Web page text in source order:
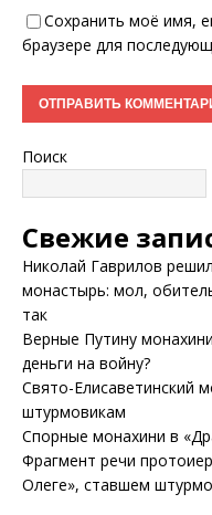
Сохранить моё имя,
браузере для
Поиск
Свежие
Николай Гаврилов
монастырь: мол,
так
Верные Путину
деньги на войну?
Свято-Елисаветинский
штурмовикам
Спорные монахини в
Фрагмент речи
Олеге», ставшем